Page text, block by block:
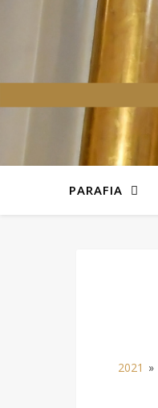
PARAFIA
2021 »